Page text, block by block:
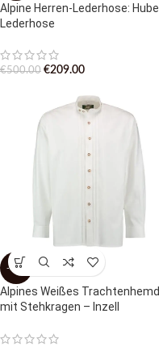
Alpine Herren-Lederhose:
Lederhose
€500.00 €209.00
-51%
Alpines Weißes Trachtenhemd
mit Stehkragen – Inzell